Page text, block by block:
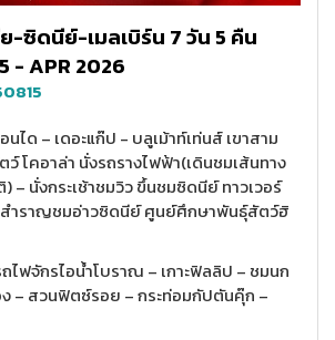
-ซิดนีย์-เมลเบิร์น 7 วัน 5 คืน
- APR 2026
ได – เดอะแก๊ป - บลูเม้าท์เท่นส์ เขาสาม
โคอาล่า นั่งรถรางไฟฟ้า(เดินชมเส้นทาง
– นั่งกระเช้าชมวิว ขึ้นชมซิดนีย์ ทาวเวอร์
สำราญชมอ่าวซิดนีย์ ศูนย์ศึกษาพันธุ์สัตว์ฮิ
ถไฟจักรไอน้ำโบราณ – เกาะฟิลลิป – ชมนก
ง – สวนฟิตซ์รอย – กระท่อมกัปตันคุ๊ก –